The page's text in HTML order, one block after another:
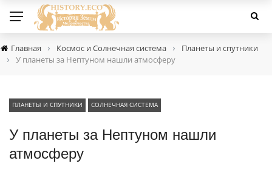
Главная › Космос и Солнечная система › Планеты и спутники
› У планеты за Нептуном нашли атмосферу
ПЛАНЕТЫ И СПУТНИКИ СОЛНЕЧНАЯ СИСТЕМА
У планеты за Нептуном нашли
атмосферу